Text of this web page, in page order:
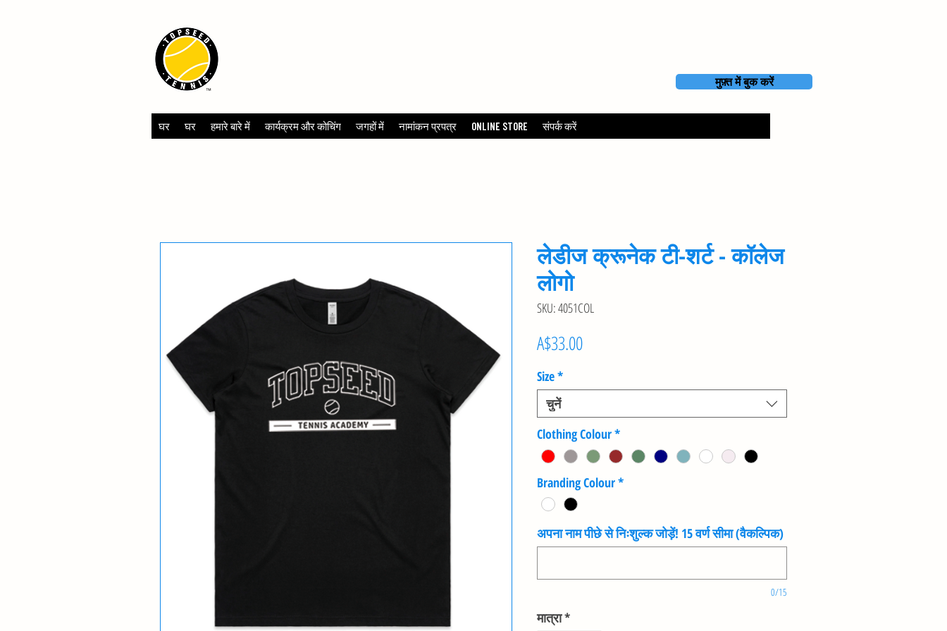
मुफ़्त में बुक करें
घर घर हमारे बारे में कार्यक्रम और कोचिंग जगहों में नामांकन प्रपत्र ONLINE STORE संपर्क करें
लेडीज क्रूनेक टी-शर्ट - कॉलेज
लोगो
SKU: 4051COL
A$33.00मूल्य
Size*
चुनें
Clothing Colour*
Branding Colour*
अपना नाम पीछे से निःशुल्क जोड़ें! 15 वर्ण सीमा (वैकल्पिक)
0/15
मात्रा*